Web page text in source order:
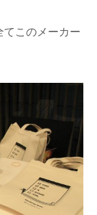
てこのメーカー